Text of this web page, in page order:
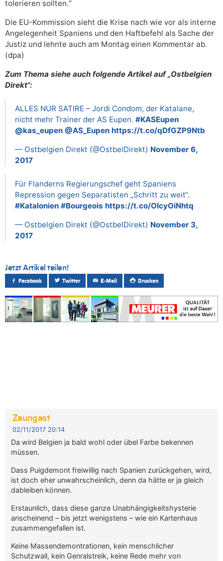
tolerieren sollten.“
Die EU-Kommission sieht die Krise nach wie vor als interne
Angelegenheit Spaniens und den Haftbefehl als Sache der
Justiz und lehnte auch am Montag einen Kommentar ab.
(dpa)
Zum Thema siehe auch folgende Artikel auf „Ostbelgien
Direkt“:
ALLES NUR SATIRE – Jordi Condom, der Katalane,
nicht mehr Trainer der AS Eupen. #KASEupen
@kas_eupen @AS_Eupen https://t.co/qDfGZP9Ntb
— Ostbelgien Direkt (@OstbelDirekt) November 6,
2017
Für Flanderns Regierungschef geht Spaniens
Repression gegen Separatisten „Schritt zu weit“.
#Katalonien #Bourgeois https://t.co/OIcyOiNhtq
— Ostbelgien Direkt (@OstbelDirekt) November 3,
2017
Jetzt Artikel teilen!
Facebook Twitter E-Mail Drucken
Zaungast
02/11/2017 20:14
Da wird Belgien ja bald wohl oder übel Farbe bekennen
müssen.
Dass Puigdemont freiwillig nach Spanien zurückgehen, wird,
ist doch eher unwahrscheinlich, denn da hätte er ja gleich
dableiben können.
Erstaunlich, dass diese ganze Unabhängigkeitshysterie
anscheinend – bis jetzt wenigstens – wie ein Kartenhaus
zusammengefallen ist.
Keine Massendemontrationen, kein menschlicher
Schutzwall, kein Genralstreik, keine Rede mehr von